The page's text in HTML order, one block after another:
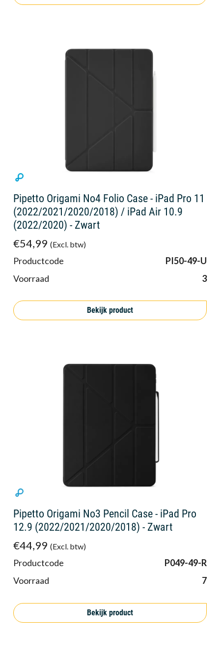
Pipetto Origami No4 Folio Case - iPad Pro 11
(2022/2021/2020/2018) / iPad Air 10.9
(2022/2020) - Zwart
€54,99 (Excl. btw)
Productcode
PI50-49-U
Voorraad
3
Bekijk product
Pipetto Origami No3 Pencil Case - iPad Pro
12.9 (2022/2021/2020/2018) - Zwart
€44,99 (Excl. btw)
Productcode
P049-49-R
Voorraad
7
Bekijk product